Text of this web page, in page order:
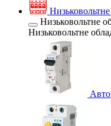
Низьковольтне
Низьковольтне